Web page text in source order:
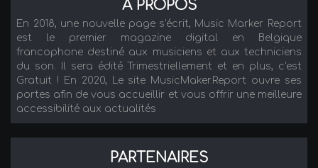
A PROPOS
En 2018, une nouvelle page s'écrit, Music Marker Report
est le premier magazine digital en Belgique
francophone destiné aux musiciens et aux techniciens
du son. Il sera édité Trimestriellement et en plus, c'est
Gratuit ! En 2020, Le site MusicMaker.Report ouvre ses
portes afin de vous accueillir et vous offrir une meilleure
accessibilité aux actualités
PARTENAIRES